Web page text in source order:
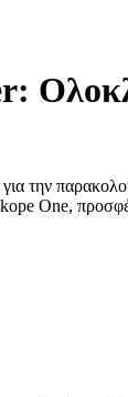
την
One,